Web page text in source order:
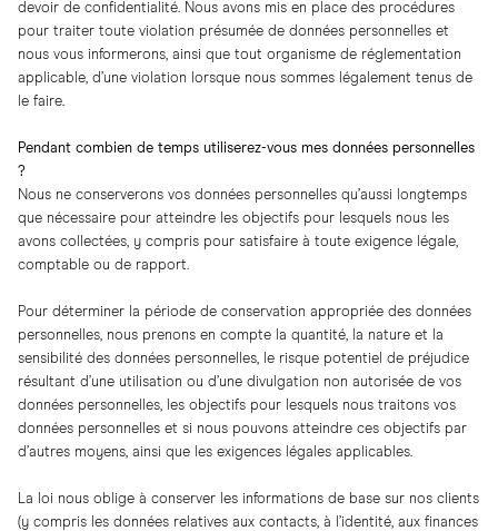
devoir de confidentialité. Nous avons mis en place des procédures
pour traiter toute violation présumée de données personnelles et
nous vous informerons, ainsi que tout organisme de réglementation
applicable, d’une violation lorsque nous sommes légalement tenus de
le faire.
Pendant combien de temps utiliserez-vous mes données personnelles
?
Nous ne conserverons vos données personnelles qu’aussi longtemps
que nécessaire pour atteindre les objectifs pour lesquels nous les
avons collectées, y compris pour satisfaire à toute exigence légale,
comptable ou de rapport.
Pour déterminer la période de conservation appropriée des données
personnelles, nous prenons en compte la quantité, la nature et la
sensibilité des données personnelles, le risque potentiel de préjudice
résultant d’une utilisation ou d’une divulgation non autorisée de vos
données personnelles, les objectifs pour lesquels nous traitons vos
données personnelles et si nous pouvons atteindre ces objectifs par
d’autres moyens, ainsi que les exigences légales applicables.
La loi nous oblige à conserver les informations de base sur nos clients
(y compris les données relatives aux contacts, à l’identité, aux finances